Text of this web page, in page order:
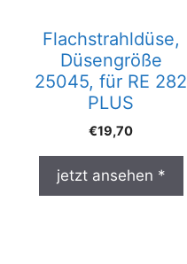
Flachstrahldüse,
Düsengröße
25045, für RE 282
PLUS
€19,70
jetzt ansehen *